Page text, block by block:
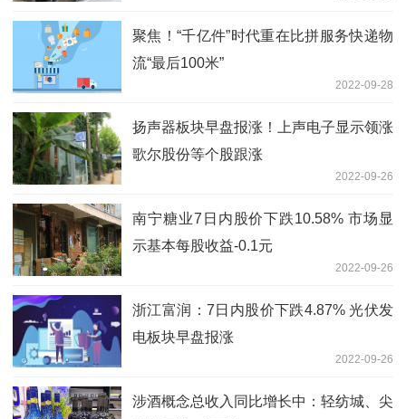
聚焦！“千亿件”时代重在比拼服务快递物
流“最后100米”
2022-09-28
扬声器板块早盘报涨！上声电子显示领涨
歌尔股份等个股跟涨
2022-09-26
南宁糖业7日内股价下跌10.58% 市场显
示基本每股收益-0.1元
2022-09-26
浙江富润：7日内股价下跌4.87% 光伏发
电板块早盘报涨
2022-09-26
涉酒概念总收入同比增长中：轻纺城、尖